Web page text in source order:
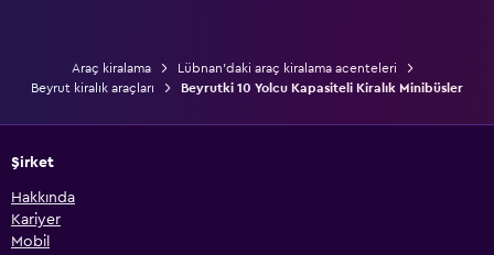
Araç kiralama
Lübnan'daki araç kiralama acenteleri
Beyrut kiralık araçları
Beyrutki 10 Yolcu Kapasiteli Kiralık Minibüsler
Şirket
Hakkında
Kariyer
Mobil